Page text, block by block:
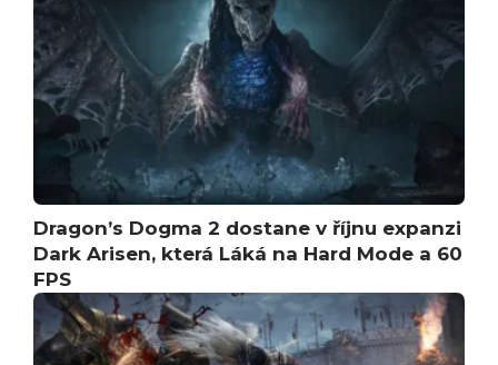
Dragon’s Dogma 2 dostane v říjnu expanzi
Dark Arisen, která Láká na Hard Mode a 60
FPS